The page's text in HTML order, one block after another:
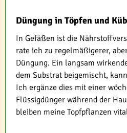
Düngung in Töpfen und
In Gefäßen ist die
rate ich zu regelmäßigerer,
Düngung. Ein langsam
dem Substrat beigemischt,
Ich ergänze dies mit einer
Flüssigdünger während der
bleiben meine Topfpflanzen